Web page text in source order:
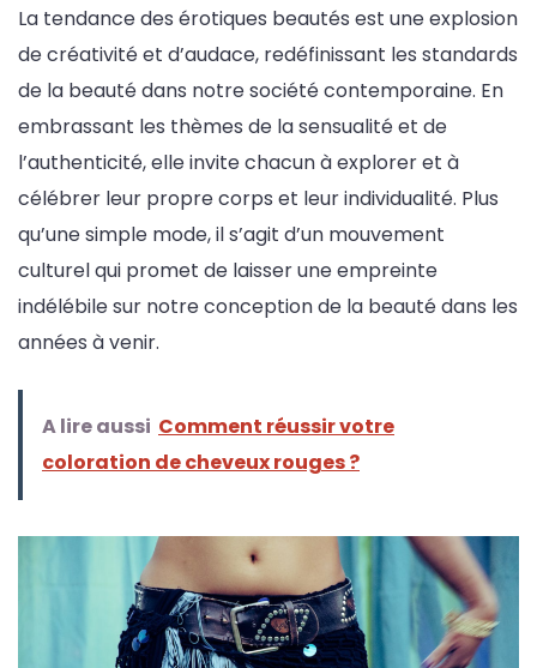
La tendance des érotiques beautés est une explosion
de créativité et d’audace, redéfinissant les standards
de la beauté dans notre société contemporaine. En
embrassant les thèmes de la sensualité et de
l’authenticité, elle invite chacun à explorer et à
célébrer leur propre corps et leur individualité. Plus
qu’une simple mode, il s’agit d’un mouvement
culturel qui promet de laisser une empreinte
indélébile sur notre conception de la beauté dans les
années à venir.
A lire aussi Comment réussir votre
coloration de cheveux rouges ?